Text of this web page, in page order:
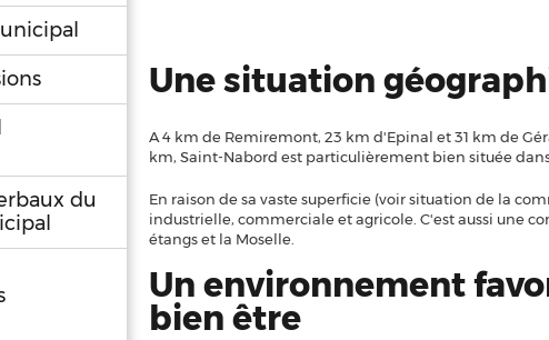
du
Une situation
A 4 km de Remiremont, 23 km d'Epinal et 31 km de
km, Saint-Nabord est particulièrement bien située
En raison de sa vaste superficie (voir situation de la
industrielle, commerciale et agricole. C'est aussi une
étangs et la Moselle.
Un environnement
bien être